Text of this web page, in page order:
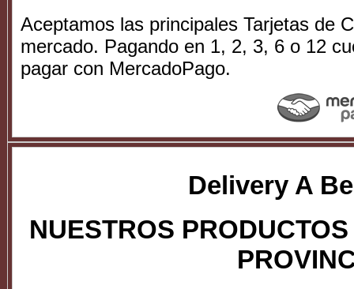
Aceptamos las principales Tarjetas de
mercado. Pagando en 1, 2, 3, 6 o 12
pagar con MercadoPago.
Delivery A
NUESTROS